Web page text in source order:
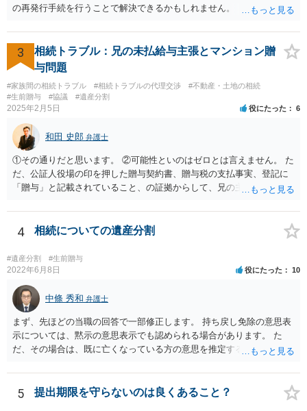
の再発行手続を行うことで解決できるかもしれません。
3
相続トラブル：兄の未払給与主張とマンション贈
与問題
#家族間の相続トラブル #相続トラブルの代理交渉
#不動産・土地の相続
#生前贈与
#協議 #遺産分割
2025年2月5日 役にたった 6
和田 史郎 弁護士
①その通りだと思います。 ②可能性といのはゼロとは言えません。 た
だ、公証人役場の印を押した贈与契約書、贈与税の支払事実、登記に
「贈与」と記載されていること、の証拠からして、兄の主張は通らな
わなければ、遺産分割調停を申し立てて進めるのがベターのような気
がしますね。
4 相続についての遺産分割
#遺産分割 #生前贈与
2022年6月8日 役にたった 10
中條 秀和 弁護士
まず、先ほどの当職の回答で一部修正します。 持ち戻し免除の意思表
示については、黙示の意思表示でも認められる場合があります。 た
だ、その場合は、既に亡くなっている方の意思を推定することになり
持ち戻し免除の意思表示は書面で明確にしておいていただくべきとい
う結論は変わりません。 誤解を与えるような回答でした。失礼しまし
た。 文言については、「〇〇に対する生前贈与による特別受益の持ち
5 提出期限を守らないのは良くあること？